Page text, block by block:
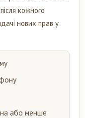
кожного
нових прав у
або менше